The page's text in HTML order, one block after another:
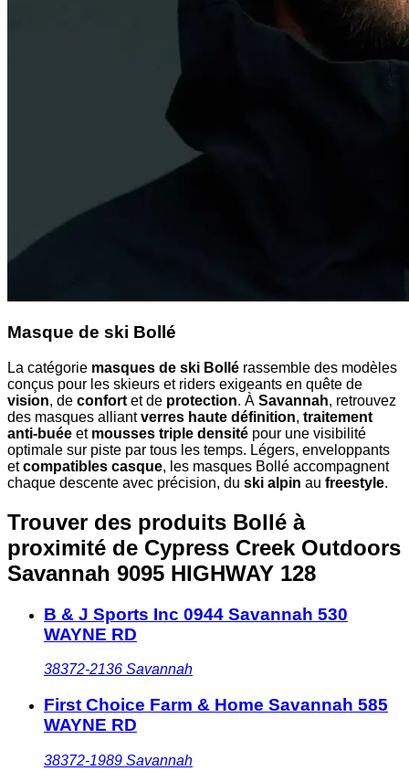
Masque de ski Bollé
La catégorie masques de ski Bollé rassemble des modèles
conçus pour les skieurs et riders exigeants en quête de
vision, de confort et de protection. À Savannah, retrouvez
des masques alliantverres haute définition, traitement
anti-buée et mousses triple densité pour une visibilité
optimale sur piste par tous les temps. Légers, enveloppants
etcompatibles casque, les masques Bollé accompagnent
chaque descente avec précision, du ski alpin au freestyle.
Trouver des produits Bollé à
proximité de Cypress Creek Outdoors
Savannah 9095 HIGHWAY 128
B & J Sports Inc 0944 Savannah 530
WAYNE RD
38372-2136 Savannah
First Choice Farm & Home Savannah 585
WAYNE RD
38372-1989 Savannah